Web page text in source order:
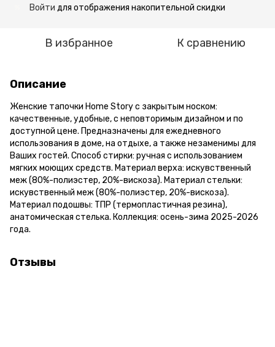
Войти для отображения накопительной скидки
В избранное К сравнению
Описание
Женские тапочки Home Story с закрытым носком:
качественные, удобные, с неповторимым дизайном и по
доступной цене. Предназначены для ежедневного
использования в доме, на отдыхе, а также незаменимы для
Ваших гостей. Способ стирки: ручная с использованием
мягких моющих средств. Материал верха: искувственный
меж (80%-полиэстер, 20%-вискоза). Материал стельки:
искувственный меж (80%-полиэстер, 20%-вискоза).
Материал подошвы: ТПР (термопластичная резина),
анатомическая стелька. Коллекция: осень-зима 2025-2026
года.
Отзывы